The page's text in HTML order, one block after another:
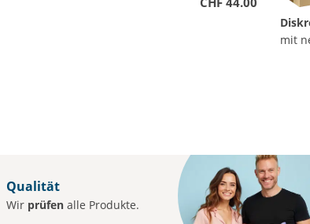
mit
Qualität
Wir prüfen alle Produkte.